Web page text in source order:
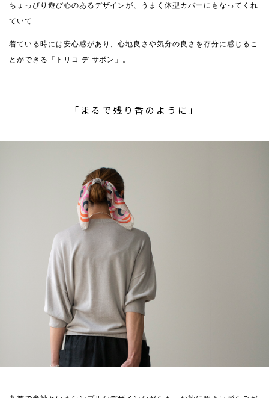
ちょっぴり遊び心のあるデザインが、うまく体型カバーにもなってくれ
ていて
着ている時には安心感があり、心地良さや気分の良さを存分に感じるこ
とができる「トリコ デ サボン」。
「まるで残り香のように」